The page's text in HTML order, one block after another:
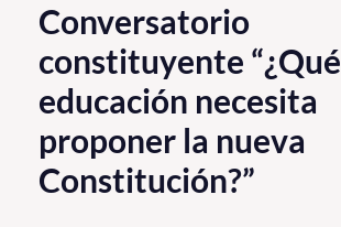
PUCV Internacional
Vinculación con el Medio
Admisión
Pregrado
Conversatorio
constituyente “¿Qué
educación necesita
proponer la nueva
Constitución?”